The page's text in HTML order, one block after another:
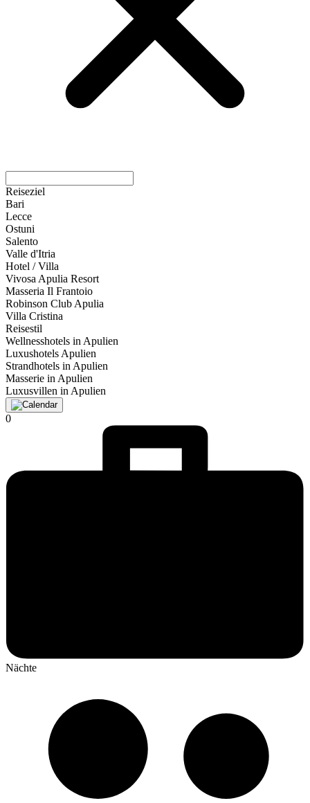
Reiseziel
Bari
Lecce
Ostuni
Salento
Valle d'Itria
Hotel / Villa
Vivosa Apulia Resort
Masseria Il Frantoio
Robinson Club Apulia
Villa Cristina
Reisestil
Wellnesshotels in Apulien
Luxushotels Apulien
Strandhotels in Apulien
Masserie in Apulien
Luxusvillen in Apulien
0
Nächte